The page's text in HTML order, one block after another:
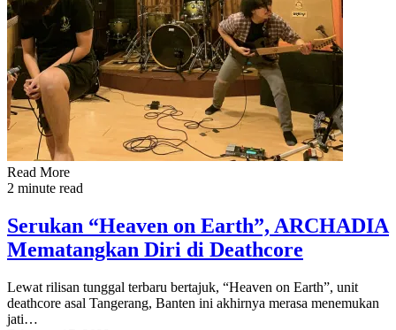
Read More
2 minute read
Serukan “Heaven on Earth”, ARCHADIA
Mematangkan Diri di Deathcore
Lewat rilisan tunggal terbaru bertajuk, “Heaven on Earth”, unit
deathcore asal Tangerang, Banten ini akhirnya merasa menemukan
jati…